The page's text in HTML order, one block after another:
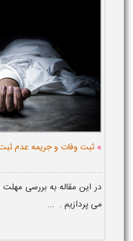
» ثبت وفات و جریمه عدم
در این مقاله به بررسی
می پردازیم . ...